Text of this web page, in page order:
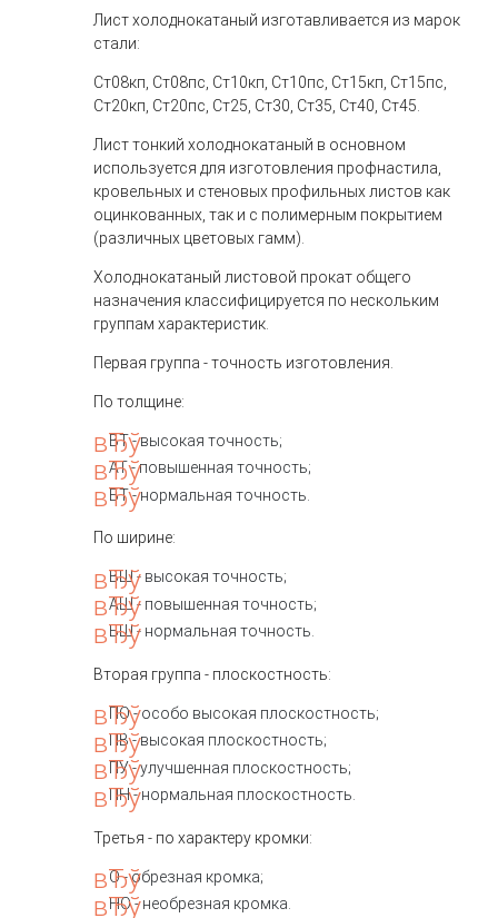
Лист холоднокатаный изготавливается из марок
стали:
Ст08кп, Ст08пс, Ст10кп, Ст10пс, Ст15кп, Ст15пс,
Ст20кп, Ст20пс, Ст25, Ст30, Ст35, Ст40, Ст45.
Лист тонкий холоднокатаный в основном
используется для изготовления профнастила,
кровельных и стеновых профильных листов как
оцинкованных, так и с полимерным покрытием
(различных цветовых гамм).
Холоднокатаный листовой прокат общего
назначения классифицируется по нескольким
группам характеристик.
Первая группа - точность изготовления.
По толщине:
ВТ - высокая точность;
АТ - повышенная точность;
БТ - нормальная точность.
По ширине:
ВШ - высокая точность;
АШ - повышенная точность;
БШ - нормальная точность.
Вторая группа - плоскостность:
ПО - особо высокая плоскостность;
ПВ - высокая плоскостность;
ПУ - улучшенная плоскостность;
ПН - нормальная плоскостность.
Третья - по характеру кромки:
О - обрезная кромка;
НО - необрезная кромка.